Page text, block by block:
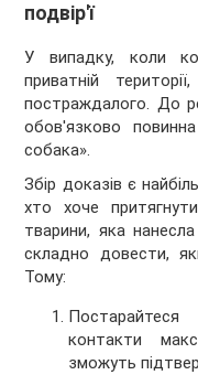
подвір'ї
У випадку, коли
приватній
постраждалого. До
обов'язково
собака».
Збір доказів є
хто хоче
тварини, яка
складно довести,
Тому:
контакти
зможуть